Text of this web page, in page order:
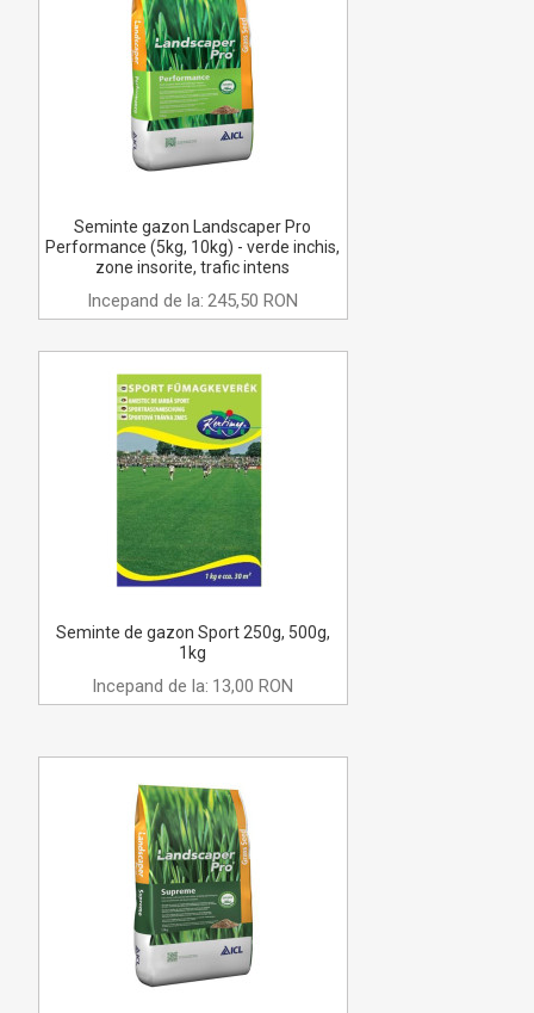
Seminte gazon Landscaper Pro
Performance (5kg, 10kg) - verde inchis,
zone insorite, trafic intens
Incepand de la: 245,50 RON
Seminte de gazon Sport 250g, 500g,
1kg
Incepand de la: 13,00 RON